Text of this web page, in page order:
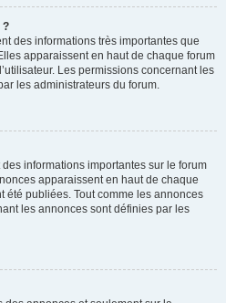
?
des informations très importantes que
apparaissent en haut de chaque forum
Les permissions concernant les
les administrateurs du forum.
informations importantes sur le forum
apparaissent en haut de chaque
été publiées. Tout comme les annonces
les annonces sont définies par les